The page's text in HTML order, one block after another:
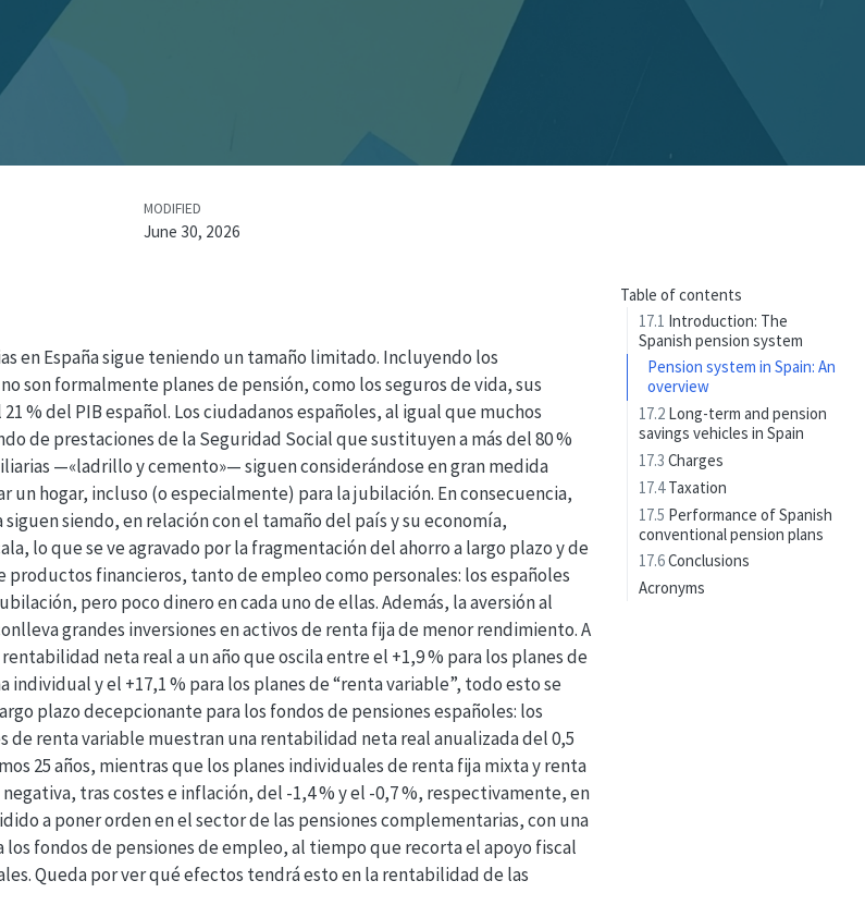
MODIFIED
June 30, 2026
Table of contents
17.1 Introduction: The
Spanish pension system
Pension system in Spain: An
overview
17.2 Long-term and pension
savings vehicles in Spain
17.3 Charges
17.4Taxation
17.5 Performance of Spanish
conventional pension plans
17.6Conclusions
Acronyms
en España sigue teniendo un tamaño limitado. Incluyendo los
son formalmente planes de pensión, como los seguros de vida, sus
% del PIB español. Los ciudadanos españoles, al igual que muchos
de prestaciones de la Seguridad Social que sustituyen a más del 80 %
—«ladrillo y cemento»— siguen considerándose en gran medida
un hogar, incluso (o especialmente) para la jubilación. En consecuencia,
siendo, en relación con el tamaño del país y su economía,
lo que se ve agravado por la fragmentación del ahorro a largo plazo y de
productos financieros, tanto de empleo como personales: los españoles
pero poco dinero en cada uno de ellas. Además, la aversión al
grandes inversiones en activos de renta fija de menor rendimiento. A
neta real a un año que oscila entre el +1,9 % para los planes de
y el +17,1 % para los planes de “renta variable”, todo esto se
plazo decepcionante para los fondos de pensiones españoles: los
de renta variable muestran una rentabilidad neta real anualizada del 0,5
25 años, mientras que los planes individuales de renta fija mixta y renta
tras costes e inflación, del -1,4 % y el -0,7 %, respectivamente, en
a poner orden en el sector de las pensiones complementarias, con una
los fondos de pensiones de empleo, al tiempo que recorta el apoyo fiscal
Queda por ver qué efectos tendrá esto en la rentabilidad de las